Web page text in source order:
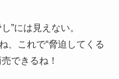
”には見えない。
、これで“脅迫してくる
できるね！